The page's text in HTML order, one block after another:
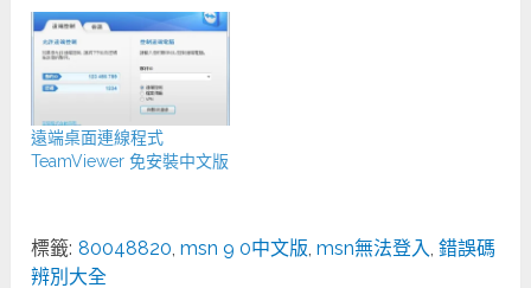
遠端桌面連線程式
TeamViewer 免安裝中文版
標籤: 80048820 ,msn 9 0中文版 ,msn無法登入 ,錯誤碼
辨別大全